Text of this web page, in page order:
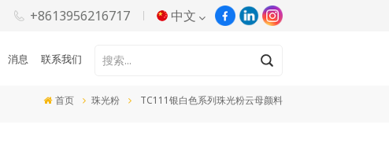
+8613956216717 中文
消息 联系我们
首页 珠光粉 TC111银白色系列珠光粉云母颜料